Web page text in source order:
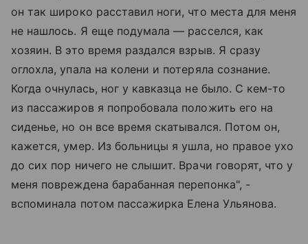
он так широко расставил ноги, что места для меня
не нашлось. Я еще подумала — расселся, как
хозяин. В это время раздался взрыв. Я сразу
оглохла, упала на колени и потеряла сознание.
Когда очнулась, ног у кавказца не было. С кем-то
из пассажиров я попробовала положить его на
сиденье, но он все время скатывался. Потом он,
кажется, умер. Из больницы я ушла, но правое ухо
до сих пор ничего не слышит. Врачи говорят, что у
меня повреждена барабанная перепонка", -
вспоминала потом пассажирка Елена Ульянова.